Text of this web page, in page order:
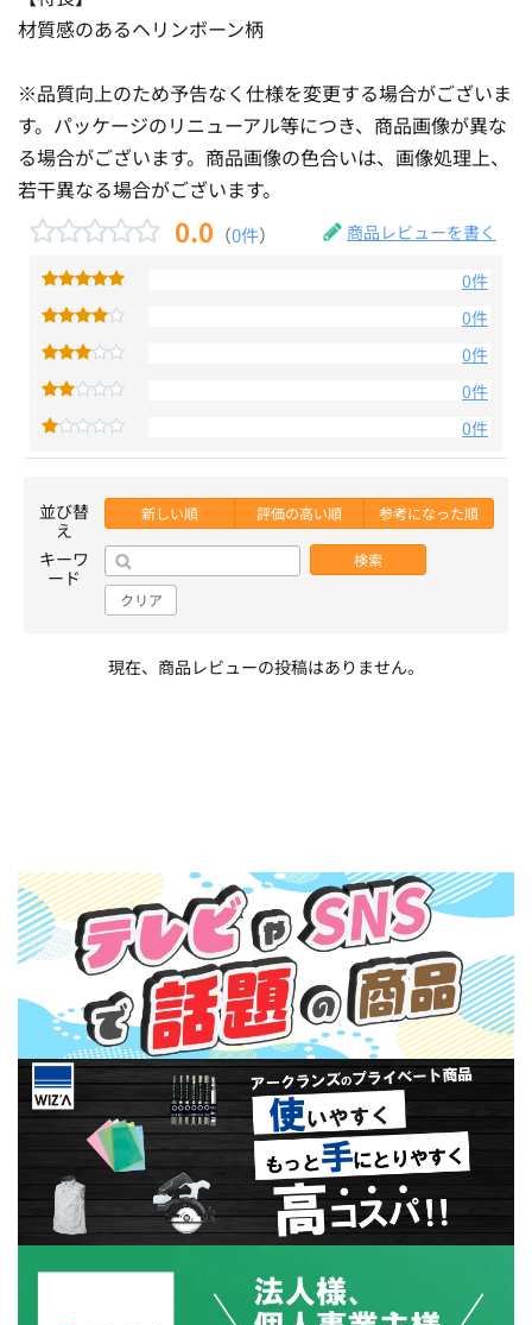
材質感のあるヘリンボーン柄
※品質向上のため予告なく仕様を変更する場合がございま
す。パッケージのリニューアル等につき、商品画像が異な
る場合がございます。商品画像の色合いは、画像処理上、
若干異なる場合がございます。
0.0 （0件） 商品レビューを書く
0件
0件
0件
0件
0件
並び替
え
新しい順 評価の高い順 参考になった順
キーワ
ード
検索
クリア
現在、商品レビューの投稿はありません。